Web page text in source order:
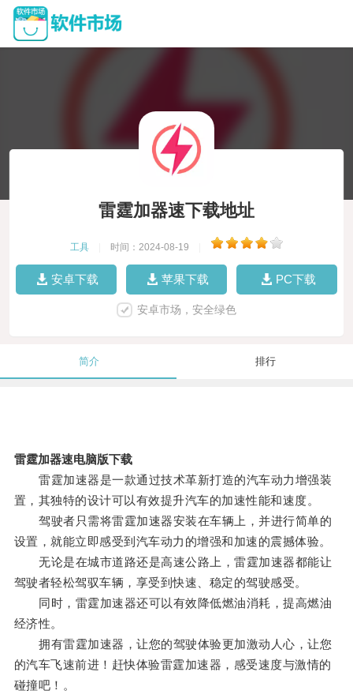
雷霆加器速下载地址
工具 时间：2024-08-19
安卓下载 苹果下载 PC下载
安卓市场，安全绿色
简介 排行
雷霆加器速电脑版下载
雷霆加速器是一款通过技术革新打造的汽车动力增强装
置，其独特的设计可以有效提升汽车的加速性能和速度。
驾驶者只需将雷霆加速器安装在车辆上，并进行简单的
设置，就能立即感受到汽车动力的增强和加速的震撼体验。
无论是在城市道路还是高速公路上，雷霆加速器都能让
驾驶者轻松驾驭车辆，享受到快速、稳定的驾驶感受。
同时，雷霆加速器还可以有效降低燃油消耗，提高燃油
经济性。
拥有雷霆加速器，让您的驾驶体验更加激动人心，让您
的汽车飞速前进！赶快体验雷霆加速器，感受速度与激情的
碰撞吧！。